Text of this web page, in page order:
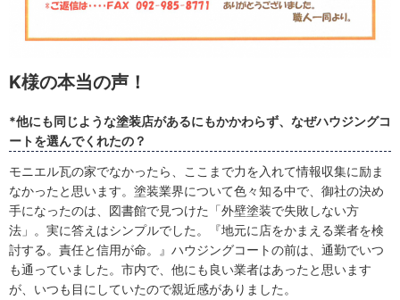
K様の本当の声！
*他にも同じような塗装店があるにもかかわらず、なぜハウジングコ
ートを選んでくれたの？
モニエル瓦の家でなかったら、ここまで力を入れて情報収集に励ま
なかったと思います。塗装業界について色々知る中で、御社の決め
手になったのは、図書館で見つけた「外壁塗装で失敗しない方
法」。実に答えはシンプルでした。『地元に店をかまえる業者を検
討する。責任と信用が命。』ハウジングコートの前は、通勤でいつ
も通っていました。市内で、他にも良い業者はあったと思います
が、いつも目にしていたので親近感がありました。